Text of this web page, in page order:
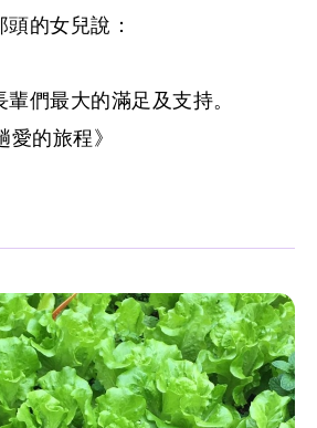
的女兒說：
們最大的滿足及支持。
的旅程》